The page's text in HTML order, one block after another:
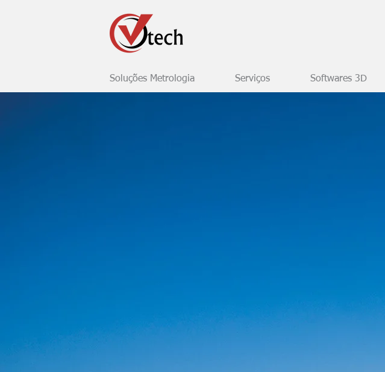
Soluções Metrologia Serviços Softwares 3D